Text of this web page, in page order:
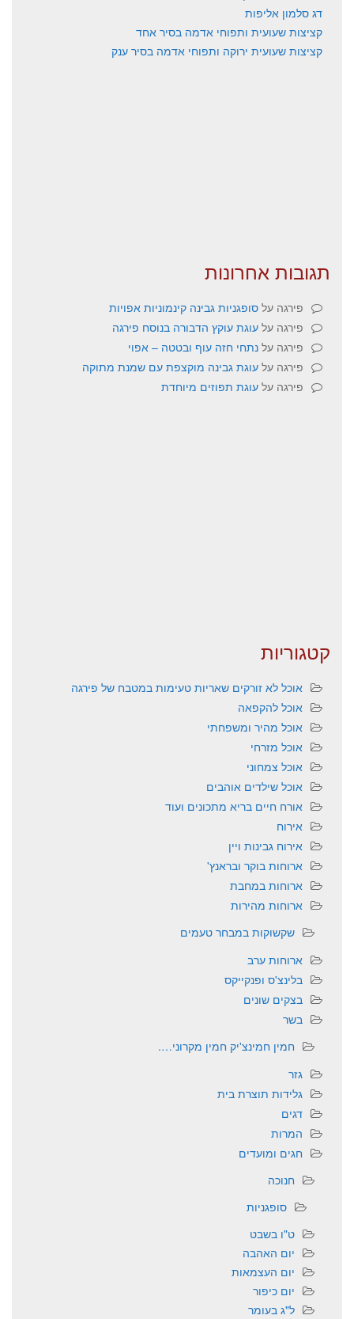
דג סלמון אליפות
קציצות שעועית ותפוחי אדמה בסיר אחד
קציצות שעועית ירוקה ותפוחי אדמה בסיר ענק
תגובות אחרונות
פירגה על סופגניות גבינה קינמוניות אפויות
פירגה על עוגת עוקץ הדבורה בנוסח פירגה
פירגה על נתחי חזה עוף ובטטה – אפוי
פירגה על עוגת גבינה מוקצפת עם שמנת מתוקה
פירגה על עוגת תפוזים מיוחדת
קטגוריות
אוכל לא זורקים שאריות טעימות במטבח של פירגה
אוכל להקפאה
אוכל מהיר ומשפחתי
אוכל מזרחי
אוכל צמחוני
אוכל שילדים אוהבים
אורח חיים בריא מתכונים ועוד
אירוח
אירוח גבינות ויין
ארוחות בוקר ובראנץ'
ארוחות במחבת
ארוחות מהירות
שקשוקות במבחר טעמים
ארוחות ערב
בלינצ'ס ופנקייקס
בצקים שונים
בשר
חמין חמינצ'יק חמין מקרוני….
גזר
גלידות תוצרת בית
דגים
המרות
חגים ומועדים
חנוכה
סופגניות
ט"ו בשבט
יום האהבה
יום העצמאות
יום כיפור
ל"ג בעומר